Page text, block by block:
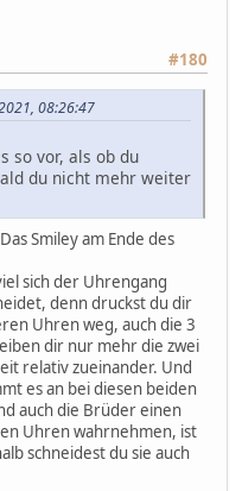
#180
08:26:47
so vor, als ob du
du nicht mehr weiter
Smiley am Ende des
sich der Uhrengang
denn druckst du dir
Uhren weg, auch die 3
dir nur mehr die zwei
relativ zueinander. Und
es an bei diesen beiden
auch die Brüder einen
Uhren wahrnehmen, ist
schneidest du sie auch